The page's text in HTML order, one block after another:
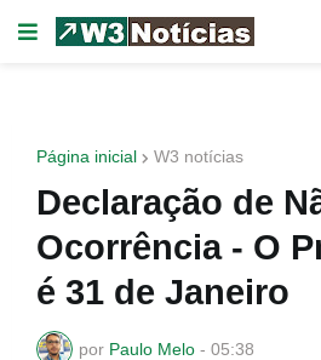
Página inicial W3 notícias
Declaração de
Ocorrência - O
é 31 de Janeiro
por Paulo Melo - 05:38